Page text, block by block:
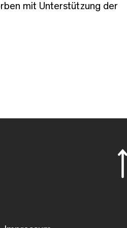
mit Unterstützung der